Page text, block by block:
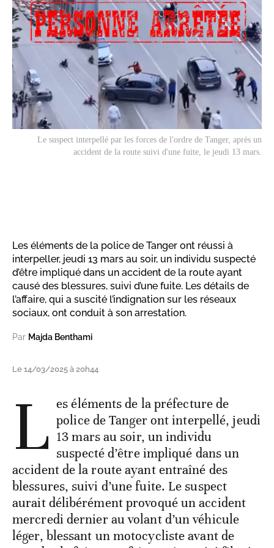
Le suspect interpellé par les forces de l'ordre de Tanger, après un
accident de la route suivi d'une fuite, le jeudi 13 mars.
Les éléments de la police de Tanger ont réussi à
interpeller, jeudi 13 mars au soir, un individu suspecté
d’être impliqué dans un accident de la route ayant
causé des blessures, suivi d’une fuite. Les détails de
l’affaire, qui a suscité l’indignation sur les réseaux
sociaux, ont conduit à son arrestation.
Par Majda Benthami
Le 14/03/2025 à 20h44
L es éléments de la préfecture de
police de Tanger ont interpellé, jeudi
13 mars au soir, un individu
suspecté d’être impliqué dans un
accident de la route ayant entraîné des
blessures, suivi d’une fuite. Le suspect
aurait délibérément provoqué un accident
mercredi dernier au volant d’un véhicule
léger, blessant un motocycliste avant de